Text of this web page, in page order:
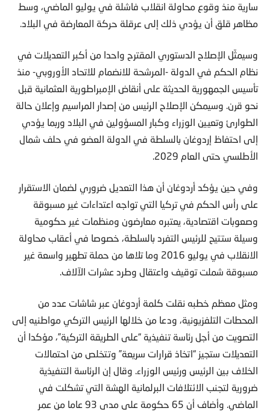
سارية منذ وقوع محاولة انقلاب فاشلة في يوليو الماضي، وسط
مظاهر قلق أن يؤدي ذلك إلى عرقلة حركة المعارضة في البلاد.
وسيمثّل الإصلاح الدستوري المقترح واحدا من أكبر التعديلات في
نظام الحكم في الدولة -المرشحة للانضمام للاتحاد الأوروبي- منذ
تأسيس الجمهورية الحديثة على أنقاض الإمبراطورية العثمانية قبل
نحو قرن. وسيمكن الإصلاح الرئيس من إصدار المراسيم وإعلان حالة
الطوارئ وتعيين الوزراء وكبار المسؤولين في البلاد وربما يؤدي
إلى احتفاظ إردوغان بالسلطة في الدولة العضو في حلف شمال
الأطلسي حتى العام 2029.
وفي حين يؤكد أردوغان أن هذا التعديل ضروري لضمان الاستقرار
على رأس الحكم في تركيا التي تواجه اعتداءات غير مسبوقة
وصعوبات اقتصادية، يعتبره معارضون ومنظمات غير حكومية
وسيلة ستتيح للرئيس التفرد بالسلطة، خصوصا في أعقاب محاولة
الانقلاب في يوليو 2016 وما تلاها من حملة تطهير واسعة غير
مسبوقة شملت توقيف واعتقال وطرد عشرات الآلاف.
ومثل معظم خطبه نقلت كلمة أردوغان عبر شاشات عدد من
المحطات التلفزيونية، ودعا من خلالها الرئيس التركي مواطنيه إلى
التصويت من أجل رئاسة تنفيذية “على الطريقة التركية”، مؤكدا أن
التعديلات ستجيز “اتخاذ قرارات سريعة” وتتخلص من احتمالات
الخلاف بين الرئيس ورئيس الوزراء. وقال إن الرئاسة التنفيذية
ضرورية لتجنب الائتلافات البرلمانية الهشة التي تشكلت في
الماضي. وأضاف أن 65 حكومة على مدى 93 عاما من عمر